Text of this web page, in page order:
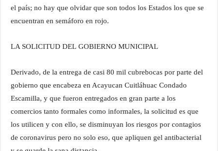
el país; no hay que olvidar que son todos los Estados los que se
encuentran en semáforo en rojo.
LA SOLICITUD DEL GOBIERNO MUNICIPAL
Derivado, de la entrega de casi 80 mil cubrebocas por parte del
gobierno que encabeza en Acayucan Cuitláhuac Condado
Escamilla, y que fueron entregados en gran parte a los
comercios tanto formales como informales, la solicitud es que
los utilicen y con ello, se disminuyan los riesgos por contagios
de coronavirus pero no solo eso, que apliquen gel antibacterial